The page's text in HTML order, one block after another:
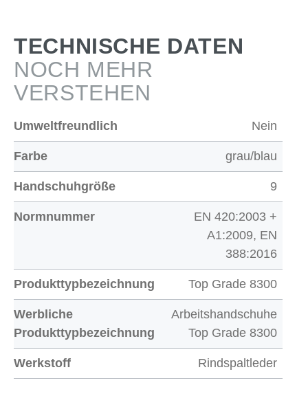
TECHNISCHE DATEN
NOCH MEHR
VERSTEHEN
Umweltfreundlich Nein
Farbe grau/blau
Handschuhgröße 9
Normnummer
EN 420:2003 +
A1:2009, EN
388:2016
Produkttypbezeichnung Top Grade 8300
Werbliche
Produkttypbezeichnung
Arbeitshandschuhe
Top Grade 8300
Werkstoff Rindspaltleder